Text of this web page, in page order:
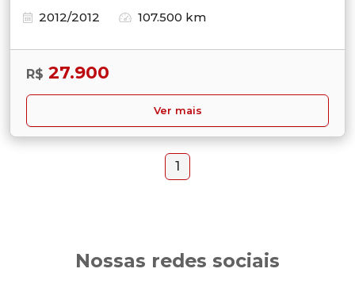
2012/2012
107.500 km
R$ 27.900
Ver mais
1
Nossas redes sociais